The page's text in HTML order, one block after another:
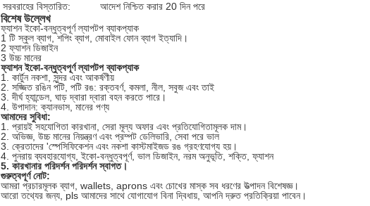
সরবরাহের বিস্তারিত:
আদেশ নিশ্চিত করার 20 দিন পরে
বিশেষ উল্লেখ
ফ্যাশন ইকো-বন্ধুত্বপূর্ণ ল্যাপটপ ব্যাকপ্যাক
1 টি স্কুল ব্যাগ, শপিং ব্যাগ, মোবাইল ফোন ব্যাগ ইত্যাদি।
2 ফ্যাশন ডিজাইন
3 উচ্চ মানের
ফ্যাশন ইকো-বন্ধুত্বপূর্ণ ল্যাপটপ ব্যাকপ্যাক
1. কার্টুন নকশা, সুন্দর এবং আকর্ষণীয়
2. সজ্জিত রঙিন পটি, পটি রঙ: রক্তবর্ণ, কমলা, নীল, সবুজ এবং তাই
3. দীর্ঘ হ্যান্ডেল, ঘাড় দ্বারা দ্বারা বহন করতে পারে।
4. উপাদান: ক্যানভাস, মানের পণ্য
আমাদের সুবিধা:
1. প্রায়ই সহযোগিতা কারখানা, সেরা মূল্য অফার এবং প্রতিযোগিতামূলক দাম।
2. অভিজ্ঞ, উচ্চ মানের নিয়ন্ত্রণ এবং প্রম্পট ডেলিভারি, সেবা পরে ভাল
3. ক্রেতাদের 'স্পেসিফিকেশন এবং নকশা কাস্টমাইজড রঙ গ্রহণযোগ্য হয়।
4. পুনরায় ব্যবহারযোগ্য, ইকো-বন্ধুত্বপূর্ণ, ভাল ডিজাইন, নরম অনুভূতি, শক্তি, ফ্যাশন
5. কারখানার পরিদর্শন পরিদর্শন স্বাগত।
গুরুত্বপূর্ণ নোট:
আমরা প্রচারমূলক ব্যাগ, wallets, aprons এবং চোখের মাস্ক সব ধরণের উত্পাদন বিশেষজ্ঞ।
আরো তথ্যের জন্য, pls আমাদের সাথে যোগাযোগ বিনা দ্বিধায়, আপনি দ্রুত প্রতিক্রিয়া পাবেন।